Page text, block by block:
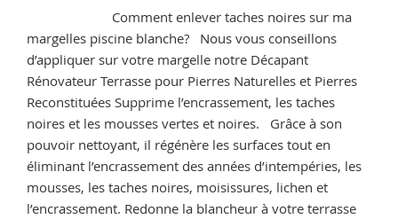
Comment enlever taches noires sur ma
margelles piscine blanche? Nous vous conseillons
d’appliquer sur votre margelle notre Décapant
Rénovateur Terrasse pour Pierres Naturelles et Pierres
Reconstituées Supprime l’encrassement, les taches
noires et les mousses vertes et noires. Grâce à son
pouvoir nettoyant, il régénère les surfaces tout en
éliminant l’encrassement des années d’intempéries, les
mousses, les taches noires, moisissures, lichen et
l’encrassement. Redonne la blancheur à votre terrasse